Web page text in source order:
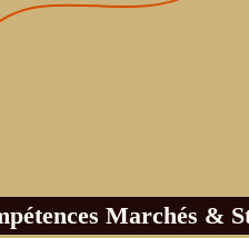
Marchés &